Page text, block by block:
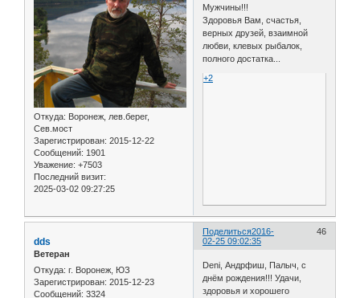
Откуда: Воронеж, лев.берег,
Сев.мост
Зарегистрирован: 2015-12-22
Сообщений: 1901
Уважение: +7503
Последний визит:
2025-03-02 09:27:25
Мужчины!!!
Здоровья Вам, счастья,
верных друзей, взаимной
любви, клевых рыбалок,
полного достатка...
+2
Поделиться 46
2016-
02-25 09:02:35
dds
Ветеран
Откуда: г. Воронеж, ЮЗ
Зарегистрирован: 2015-12-23
Сообщений: 3324
Deni, Андрфиш, Палыч, с
днём рождения!!! Удачи,
здоровья и хорошего